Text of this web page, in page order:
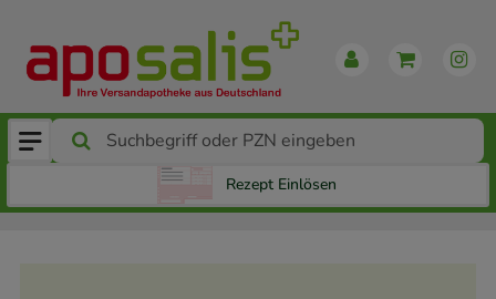
Rezept Einlösen